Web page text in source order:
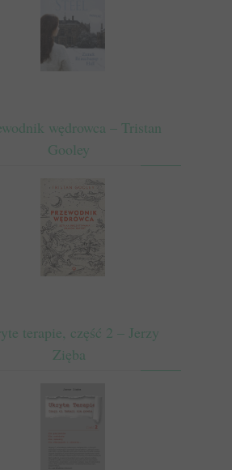
wędrowca – Tristan
Gooley
terapie, część 2 – Jerzy
Zięba